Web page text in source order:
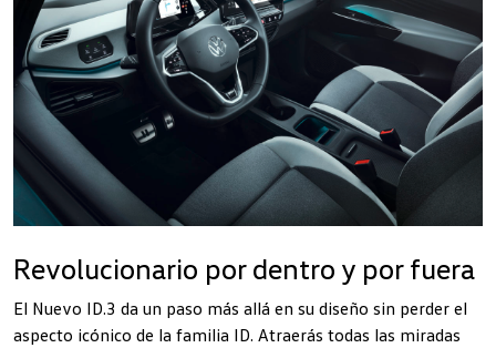
Revolucionario por dentro y por fuera
El Nuevo ID.3 da un paso más allá en su diseño sin perder el
aspecto icónico de la familia ID. Atraerás todas las miradas